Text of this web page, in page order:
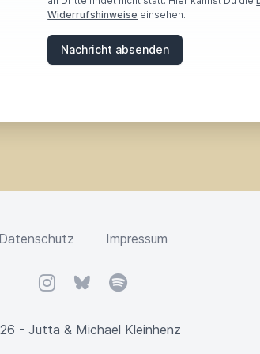
Widerrufshinweise einsehen.
Nachricht absenden
Datenschutz Impressum
InstagramBlueskySpotify
- Jutta & Michael Kleinhenz